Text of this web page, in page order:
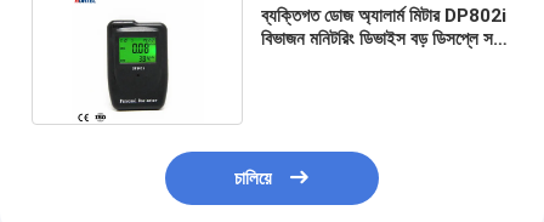
ব্যক্তিগত ডোজ অ্যালার্ম মিটার DP802i
বিভাজন মনিটরিং ডিভাইস বড় ডিসপ্লে সহ
চালিয়ে